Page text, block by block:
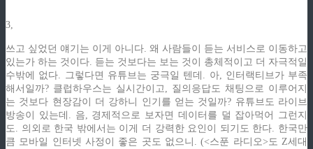
3,
쓰고 싶었던 얘기는 이게 아니다. 왜 사람들이 듣는 서비스로 이동하고
있는가 하는 것이다. 듣는 것보다는 보는 것이 총체적이고 더 자극적일
수밖에 없다. 그렇다면 유튜브는 궁극일 텐데. 아, 인터랙티브가 부족
해서일까? 클럽하우스는 실시간이고, 질의응답도 채팅으로 이루어지
는 것보다 현장감이 더 강하니 인기를 얻는 것일까? 유튜브도 라이브
방송이 있는데. 음, 경제적으로 보자면 데이터를 덜 잡아먹어 그런지
도. 의외로 한국 밖에서는 이게 더 강력한 요인이 되기도 한다. 한국만
큼 모바일 인터넷 사정이 좋은 곳도 없으니. (<스푼 라디오>도 Z세대